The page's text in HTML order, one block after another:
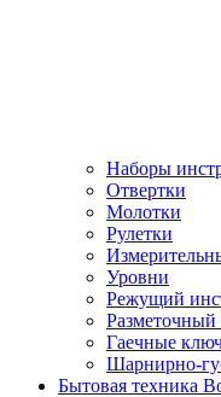
Наборы
Отвертки
Молотки
Рулетки
Уровни
Режущий
Разметочный
Гаечные
Шарнирно-
Бытовая техника